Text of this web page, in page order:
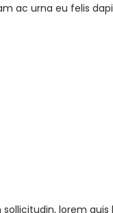
ac urna eu felis
lorem